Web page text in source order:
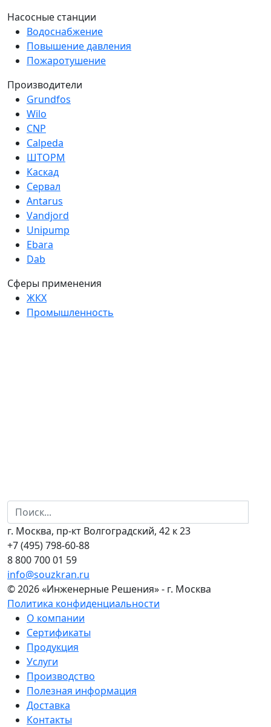
Насосные станции
Водоснабжение
Повышение давления
Пожаротушение
Производители
Grundfos
Wilo
CNP
Calpeda
ШТОРМ
Каскад
Сервал
Antarus
Vandjord
Unipump
Ebara
Dab
Сферы применения
ЖКХ
Промышленность
г. Москва, пр-кт Волгоградский, 42 к 23
+7 (495) 798-60-88
8 800 700 01 59
info@souzkran.ru
© 2026 «Инженерные Решения» - г. Москва
Политика конфиденциальности
О компании
Сертификаты
Продукция
Услуги
Производство
Полезная информация
Доставка
Контакты